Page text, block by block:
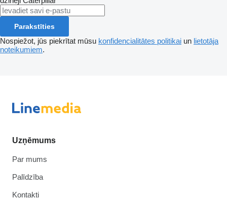
Parakstīties
Nospiežot, jūs piekrītat mūsu konfidencialitātes politikai un lietotāja
noteikumiem.
Uzņēmums
Par mums
Palīdzība
Kontakti